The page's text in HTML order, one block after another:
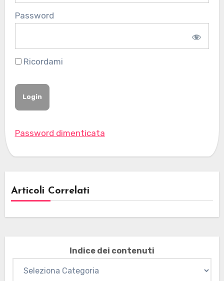
Password
Ricordami
Password dimenticata
Articoli Correlati
Indice dei contenuti